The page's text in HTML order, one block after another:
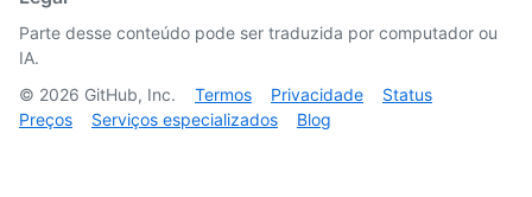
Parte desse conteúdo pode ser traduzida por computador ou
IA.
© 2026 GitHub, Inc. Termos Privacidade
Status
Preços
Serviços especializados Blog